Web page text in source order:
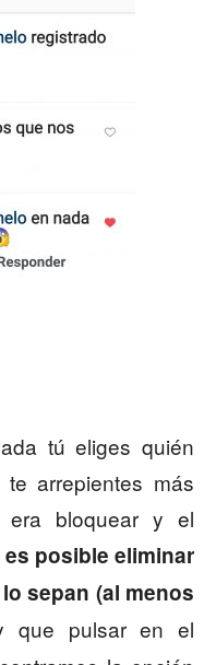
tú eliges quién
arrepientes más
era bloquear y el
es posible eliminar
sepan (al menos
que pulsar en el